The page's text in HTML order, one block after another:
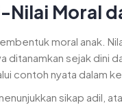
Nilai Moral
moral anak.
ditanamkan sejak dini
contoh nyata dalam
sikap adil,